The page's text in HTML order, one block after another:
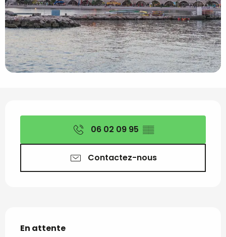
Ouverture et
06 02 09 95 ▒▒
Contactez-nous
Description
En attente